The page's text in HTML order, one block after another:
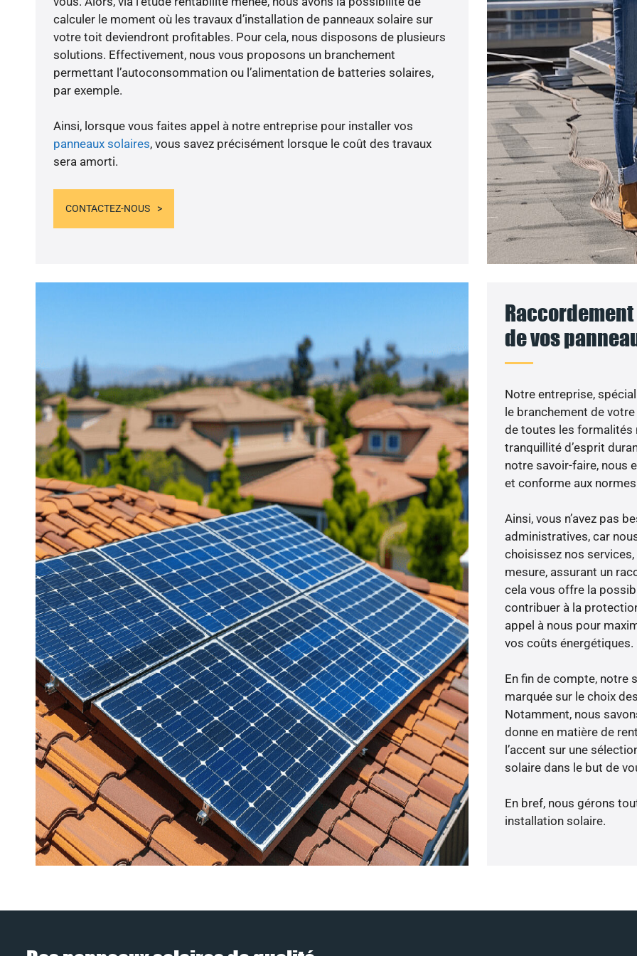
calculer le moment où les travaux d’installation de panneaux solaire sur
votre toit deviendront profitables. Pour cela, nous disposons de plusieurs
solutions. Effectivement, nous vous proposons un branchement
permettant l’autoconsommation ou l’alimentation de batteries solaires,
par exemple.
Ainsi, lorsque vous faites appel à notre entreprise pour installer vos
panneaux solaires, vous savez précisément lorsque le coût des travaux
sera amorti.
CONTACTEZ-NOUS
de vos
Notre entreprise,
le branchement de
de toutes les formalités
tranquillité d’esprit
notre savoir-faire, nous
et conforme aux
Ainsi, vous n’avez pas
administratives, car
choisissez nos
mesure, assurant un
cela vous offre la
contribuer à la
appel à nous pour
vos coûts énergétiques.
En fin de compte, notre
marquée sur le choix
Notamment, nous
donne en matière de
l’accent sur une
solaire dans le but de
En bref, nous gérons
installation solaire.